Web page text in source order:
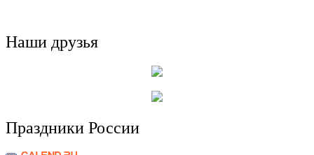
Наши друзья
Праздники России